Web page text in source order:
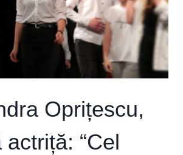
Oprițescu,
“Cel